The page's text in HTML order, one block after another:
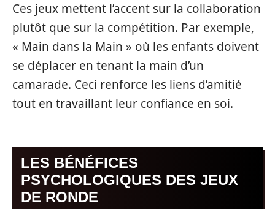
Ces jeux mettent l’accent sur la collaboration
plutôt que sur la compétition. Par exemple,
« Main dans la Main » où les enfants doivent
se déplacer en tenant la main d’un
camarade. Ceci renforce les liens d’amitié
tout en travaillant leur confiance en soi.
LES BÉNÉFICES
PSYCHOLOGIQUES DES JEUX
DE RONDE